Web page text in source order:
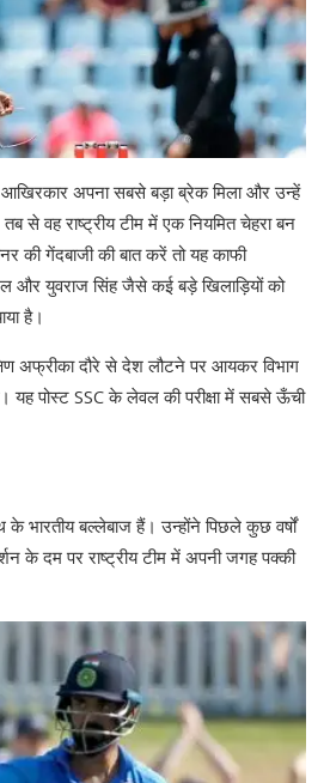
अपना सबसे बड़ा ब्रेक मिला और उन्हें
से वह राष्ट्रीय टीम में एक नियमित चेहरा बन
की गेंदबाजी की बात करें तो यह काफी
और युवराज सिंह जैसे कई बड़े खिलाड़ियों को
है।
अफ्रीका दौरे से देश लौटने पर आयकर विभाग
यह पोस्ट SSC के लेवल की परीक्षा में सबसे ऊँची
भारतीय बल्लेबाज हैं। उन्होंने पिछले कुछ वर्षों
के दम पर राष्ट्रीय टीम में अपनी जगह पक्की